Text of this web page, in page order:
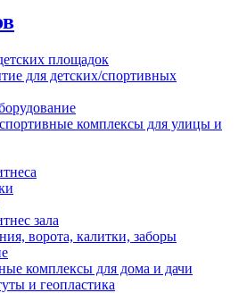
площадок
для детских/спортивных
комплексы для улицы и
зала
ворота, калитки, заборы
комплексы для дома и дачи
и геопластика